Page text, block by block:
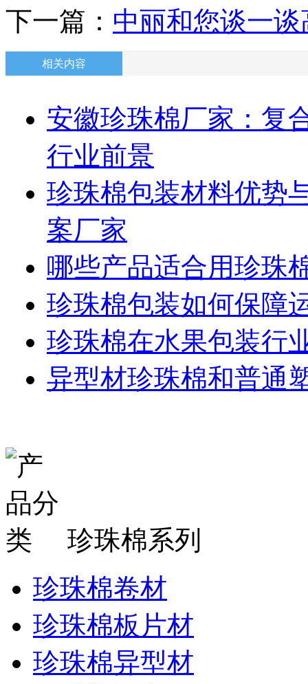
下一篇： 中丽和您谈一
相关内容
安徽珍珠棉厂家：复
行业前景
珍珠棉包装材料优势
案厂家
哪些产品适合用珍珠
珍珠棉包装如何保障
珍珠棉在水果包装行
异型材珍珠棉和普通
珍珠棉系列
珍珠棉卷材
珍珠棉板片材
珍珠棉异型材